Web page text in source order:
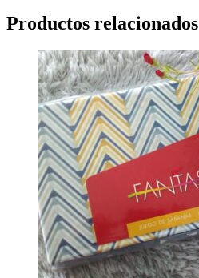
Productos relacionados